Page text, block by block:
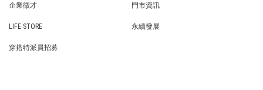
企業徵才
門市資訊
LIFE STORE
永續發展
穿搭特派員招募